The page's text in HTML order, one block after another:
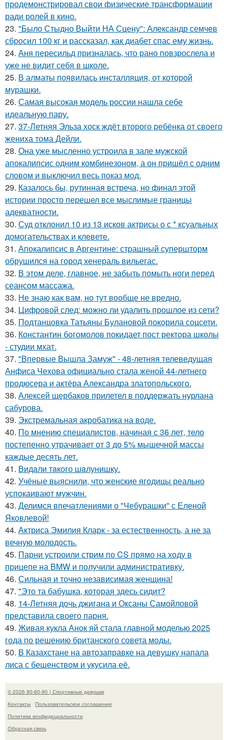
продемонстрировал свои физические трансформации
ради ролей в кино.
23. "Было Стыдно Выйти НА Сцену": Александр семчев
сбросил 100 кг и рассказал, как диабет спас ему жизнь.
24. Аня пересильд призналась, что рано повзрослела и
уже не видит себя в школе.
25. В алматы появилась инсталляция, от которой
мурашки.
26. Самая высокая модель россии нашла себе
идеальную пару.
27. 37-Летняя Эльза хоск ждёт второго ребёнка от своего
жениха тома Дейли.
28. Она уже мысленно устроила в зале мужской
апокалипсис одним комбинезоном, а он пришёл с одним
словом и выключил весь показ мод.
29. Казалось бы, рутинная встреча, но финал этой
истории просто перешел все мыслимые границы
адекватности.
30. Суд отклонил 10 из 13 исков актрисы о с * ксуальных
домогательствах и клевете.
31. Апокалипсис в Аргентине: страшный супершторм
обрушился на город хенераль вильегас.
32. В этом деле, главное, не забыть помыть ноги перед
сеансом массажа.
33. Не знаю как вам, но тут вообще не вредно.
34. Цифровой след: можно ли удалить прошлое из сети?
35. Подтанцовка Татьяны Булановой покорила соцсети.
36. Константин богомолов покидает пост ректора школы
- студии мхат.
37. "Впервые Вышла Замуж" - 48-летняя телеведущая
Анфиса Чехова официально стала женой 44-летнего
продюсера и актёра Александра златопольского.
38. Алексей щербаков прилетел в поддержать нурлана
сабурова.
39. Экстремальная акробатика на воде.
40. По мнению специалистов, начиная с 36 лет, тело
постепенно утрачивает от 3 до 5% мышечной массы
каждые десять лет.
41. Видaли тaкого шaлунишку.
42. Учёные выяснили, что женские ягодицы реально
успокаивают мужчин.
43. Делимся впечатлениями о "Чебурашки" с Еленой
Яковлевой!
44. Актриса Эмилия Кларк - за естественность, а не за
вечную молодость.
45. Парни устроили стрим по CS прямо на ходу в
прицепе на BMW и получили административку.
46. Сильная и точно независимая женщина!
47. "Это та бабушка, которая здесь сидит?
48. 14-Летняя дочь джигана и Оксаны Самойловой
представила своего парня.
49. Живая кукла Анок яй стала главной моделью 2025
года по решению британского совета моды.
50. В Казахстане на автозаправке на девушку напала
лиса с бешенством и укусила её.
© 2026 90-60-90 | Спортивные девушки
Контакты
Пользовательское соглашение
Политика конфидециальности
Обратная связь